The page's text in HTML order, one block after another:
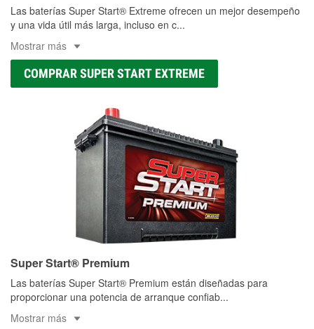
Las baterías Super Start® Extreme ofrecen un mejor desempeño
y una vida útil más larga, incluso en c...
Mostrar más
COMPRAR SUPER START EXTREME
Super Start® Premium
Las baterías Super Start® Premium están diseñadas para
proporcionar una potencia de arranque confiab...
Mostrar más